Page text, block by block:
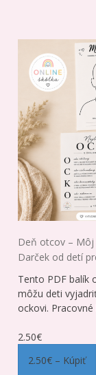
Deň otcov –
Darček od detí
Tento PDF balík
môžu deti
ockovi.
2.50€
2.50€ – Kúpiť